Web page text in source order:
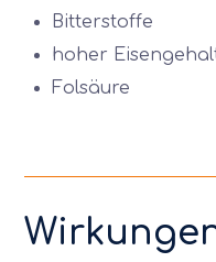
Bitterstoffe
hoher Eisengehalt
Folsäure